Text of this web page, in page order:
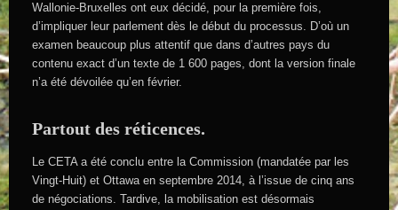
Wallonie-Bruxelles ont eux décidé, pour la première fois,
d’impliquer leur parlement dès le début du processus. D’où un
examen beaucoup plus attentif que dans d’autres pays du
contenu exact d’un texte de 1 600 pages, dont la version finale
n’a été dévoilée qu’en février.
Partout des réticences.
Le CETA a été conclu entre la Commission (mandatée par les
Vingt-Huit) et Ottawa en septembre 2014, à l’issue de cinq ans
de négociations. Tardive, la mobilisation est désormais